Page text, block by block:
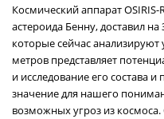
Космический аппарат
астероида Бенну, доставил
которые сейчас
метров представляет
и исследование его состава
значение для нашего
возможных угроз из